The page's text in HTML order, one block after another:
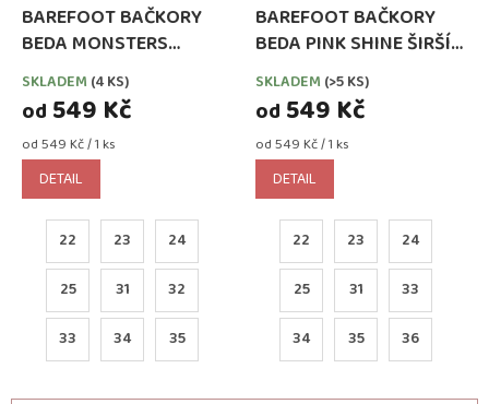
BAREFOOT BAČKORY
BEDA MONSTERS
(ZELENÁ PŘÍŠERKA) ŠIRŠÍ
TYP NOVÝ STŘIH (BFN-
170020/W)
SKLADEM (4 KS)
od 549 Kč
Měrná
cena:
od 549 Kč / 1 ks
DETAIL
22 23 24
25 31 32
33 34 35
BAREFOOT BAČKORY
BEDA PINK SHINE ŠIRŠÍ
TYP NOVÝ STŘIH (BFN-
170020/W)
SKLADEM (>5 KS)
od 549 Kč
Měrná
cena:
od 549 Kč / 1 ks
DETAIL
22 23 24
25 31 33
34 35 36